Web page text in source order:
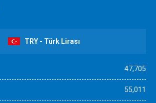
TRY - Türk Lirası
47,705
55,011